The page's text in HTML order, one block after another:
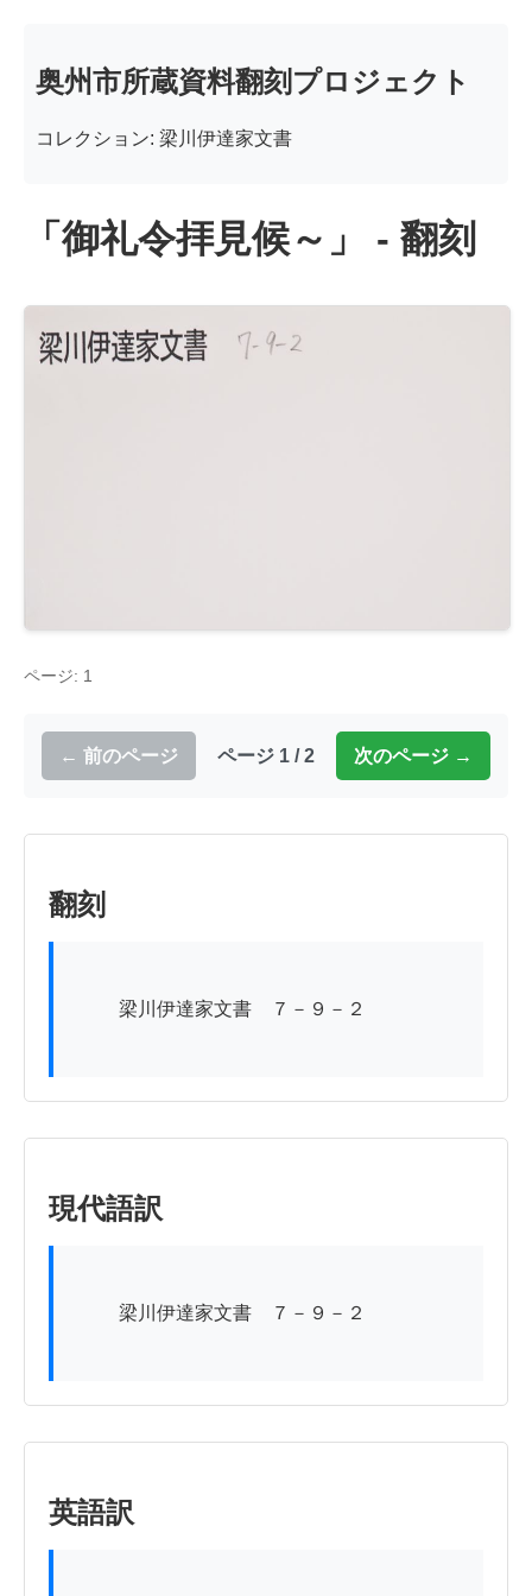
奥州市所蔵資料翻刻プロジェクト
コレクション: 梁川伊達家文書
「御礼令拝見候～」 - 翻刻
ページ: 1
← 前のページ ページ 1 / 2 次のページ →
翻刻
現代語訳
英語訳